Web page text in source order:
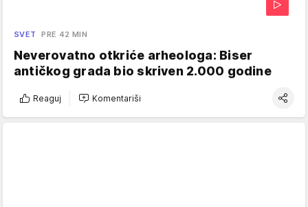
SVET PRE 42 MIN
Neverovatno otkriće arheologa: Biser
antičkog grada bio skriven 2.000 godine
Reaguj Komentariši